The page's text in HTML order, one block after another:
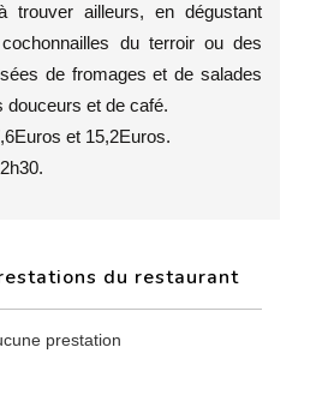
trouver ailleurs, en dégustant
du terroir ou des
de fromages et de salades
douceurs et de café.
et 15,2Euros.
du restaurant
prestation